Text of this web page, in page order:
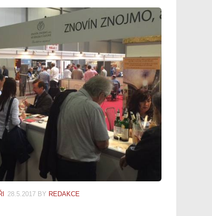
28.5.2017 BY REDAKCE